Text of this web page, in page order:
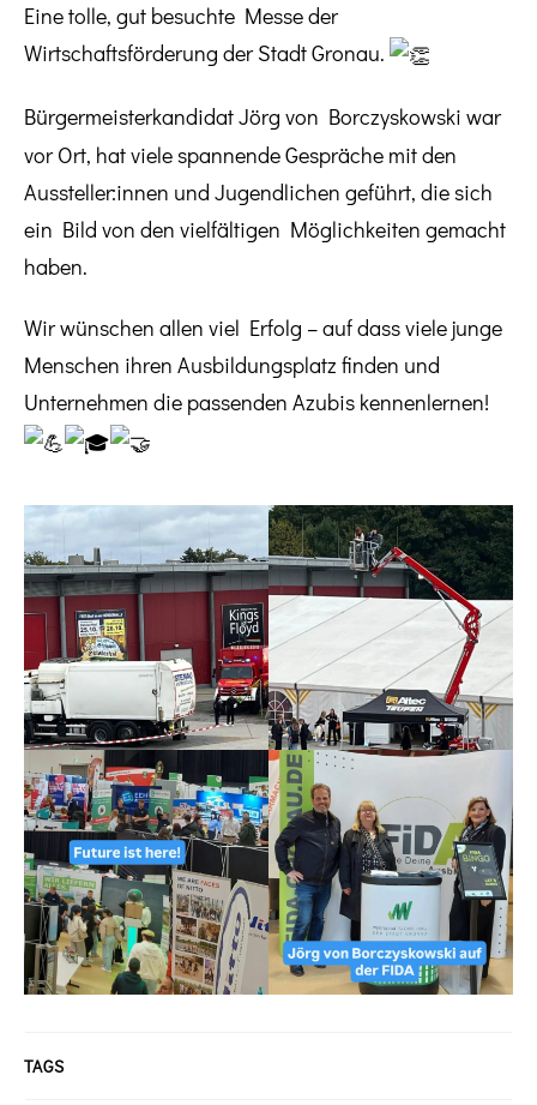
Eine tolle, gut besuchte Messe der
Wirtschaftsförderung der Stadt Gronau.
Bürgermeisterkandidat Jörg von Borczyskowski war
vor Ort, hat viele spannende Gespräche mit den
Aussteller:innen und Jugendlichen geführt, die sich
ein Bild von den vielfältigen Möglichkeiten gemacht
haben.
Wir wünschen allen viel Erfolg – auf dass viele junge
Menschen ihren Ausbildungsplatz finden und
Unternehmen die passenden Azubis kennenlernen!
TAGS